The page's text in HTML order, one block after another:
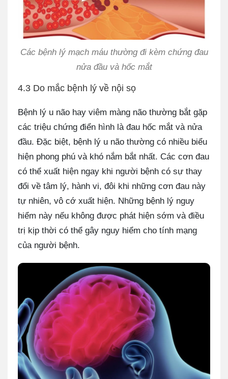
Các bệnh lý mạch máu thường đi kèm chứng đau
nửa đầu và hốc mắt
4.3 Do mắc bệnh lý về nội sọ
Bệnh lý u não hay viêm màng não thường bắt gặp
các triệu chứng điển hình là đau hốc mắt và nửa
đầu. Đặc biệt, bệnh lý u não thường có nhiều biểu
hiện phong phú và khó nắm bắt nhất. Các cơn đau
có thể xuất hiện ngay khi người bệnh có sự thay
đổi về tâm lý, hành vi, đôi khi những cơn đau này
tự nhiên, vô cớ xuất hiện. Những bệnh lý nguy
hiểm này nếu không được phát hiện sớm và điều
trị kịp thời có thể gây nguy hiểm cho tính mạng
của người bệnh.